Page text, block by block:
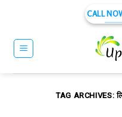
content
CALL
TAG ARCHIVES: